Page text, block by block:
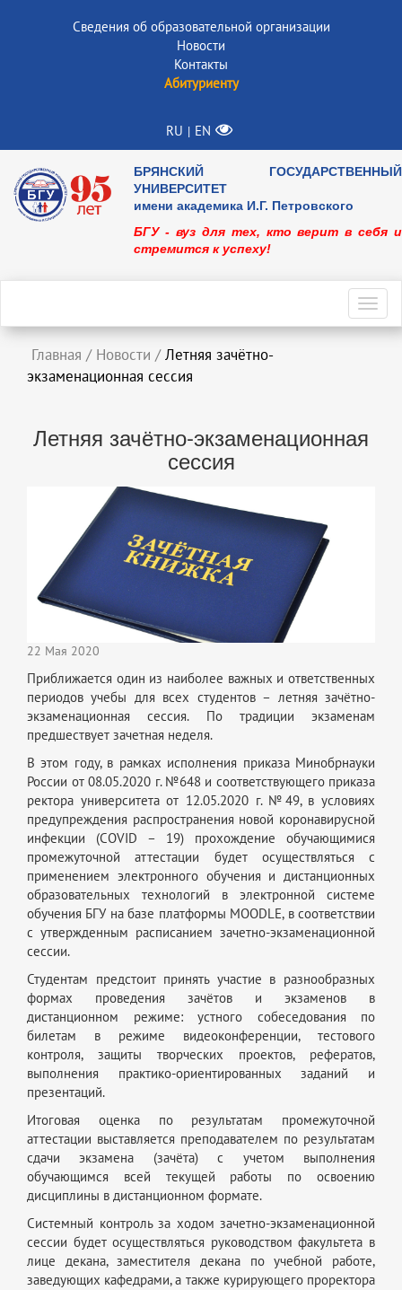
Сведения об образовательной организации
Новости
Контакты
Абитуриенту
RU | EN
БРЯНСКИЙ ГОСУДАРСТВЕННЫЙ
УНИВЕРСИТЕТ
имени академика И.Г. Петровского
БГУ - вуз для тех, кто верит в себя и
стремится к успеху!
Главная / Новости / Летняя зачётно-
экзаменационная сессия
Летняя зачётно-экзаменационная
сессия
22 Мая 2020
Приближается один из наиболее важных и ответственных
периодов учебы для всех студентов – летняя зачётно-
экзаменационная сессия. По традиции экзаменам
предшествует зачетная неделя.
В этом году, в рамках исполнения приказа Минобрнауки
России от 08.05.2020 г. №648 и соответствующего приказа
ректора университета от 12.05.2020 г. №49, в условиях
предупреждения распространения новой коронавирусной
инфекции (COVID – 19) прохождение обучающимися
промежуточной аттестации будет осуществляться с
применением электронного обучения и дистанционных
образовательных технологий в электронной системе
обучения БГУ на базе платформы MOODLE, в соответствии
с утвержденным расписанием зачетно-экзаменационной
сессии.
Студентам предстоит принять участие в разнообразных
формах проведения зачётов и экзаменов в
дистанционном режиме: устного собеседования по
билетам в режиме видеоконференции, тестового
контроля, защиты творческих проектов, рефератов,
выполнения практико-ориентированных заданий и
презентаций.
Итоговая оценка по результатам промежуточной
аттестации выставляется преподавателем по результатам
сдачи экзамена (зачёта) с учетом выполнения
обучающимся всей текущей работы по освоению
дисциплины в дистанционном формате.
Системный контроль за ходом зачетно-экзаменационной
сессии будет осуществляться руководством факультета в
лице декана, заместителя декана по учебной работе,
заведующих кафедрами, а также курирующего проректора